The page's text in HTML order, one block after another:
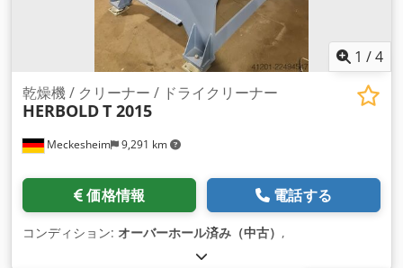
1 /4
Meckesheim 9,291 km
乾燥機 / クリーナー / ドライクリーナー
HERBOLDT 2015
価格情報 電話する
コンディション: オーバーホール済み（中古） ,